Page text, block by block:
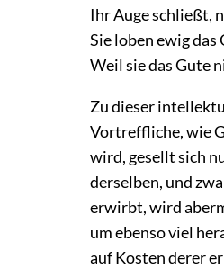
Ihr Auge schließt,
Sie loben ewig das
Weil sie das Gute
Zu dieser
Vortreffliche, wie
wird, gesellt sich
derselben, und
erwirbt, wird
um ebenso viel
auf Kosten derer